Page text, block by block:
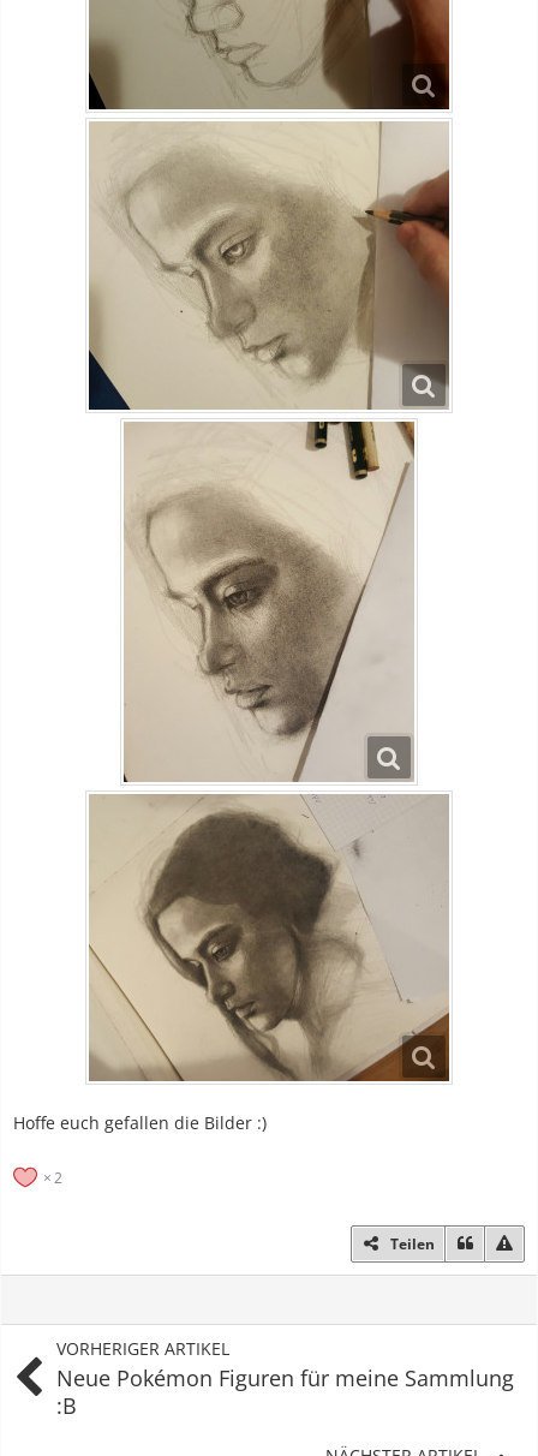
Hoffe euch gefallen die Bilder :)
2
Teilen
VORHERIGER ARTIKEL
Neue Pokémon Figuren für meine Sammlung
:B